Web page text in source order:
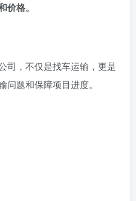
价格。
司，不仅是找车运输，更是
题和保障项目进度。